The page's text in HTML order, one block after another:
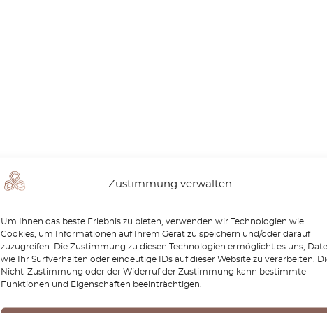
Zustimmung verwalten
Um Ihnen das beste Erlebnis zu bieten, verwenden wir Technologien wie
Cookies, um Informationen auf Ihrem Gerät zu speichern und/oder darauf
zuzugreifen. Die Zustimmung zu diesen Technologien ermöglicht es uns,
wie Ihr Surfverhalten oder eindeutige IDs auf dieser Website zu verarbeiten.
Nicht-Zustimmung oder der Widerruf der Zustimmung kann bestimmte
Funktionen und Eigenschaften beeinträchtigen.